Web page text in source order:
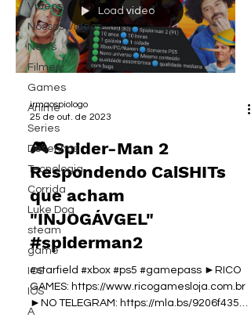
Vídeos
Nossos Vídeos
News
Filmes
Games
Anime
Series
Desenhos
Tecnologia
Corrida
Luke Dog
steam
game
IOS
IOS
A
Load video
irmaospiologo
25 de out. de 2023
🎮 Spider-Man 2
Respondendo CaiSHITs
que acham
"INJOGÁVGEL"
#spiderman2
#starfield #xbox #ps5 #gamepass ►RICO
GAMES: https://www.ricogamesloja.com.br
►NO TELEGRAM: https://mla.bs/9206f435